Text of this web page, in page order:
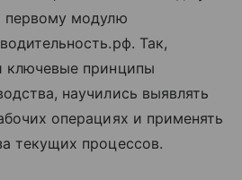
первому модулю
Так,
ключевые принципы
научились выявлять
операциях и применять
текущих процессов.